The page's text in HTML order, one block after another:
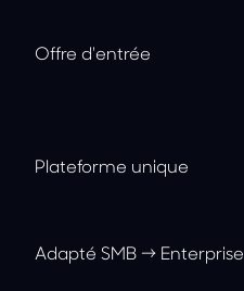
Offre d'entrée
Plateforme unique
Adapté SMB → Enterprise